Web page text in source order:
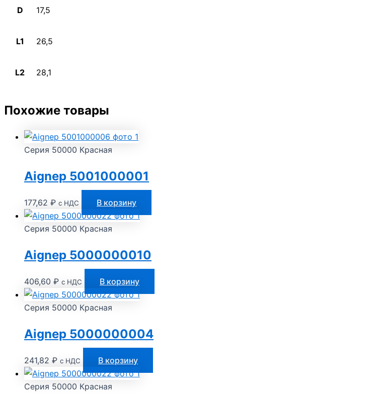
D 17,5
L1 26,5
L2 28,1
Похожие товары
Серия 50000 Красная
Aignep 5001000001
177,62 ₽ с НДС В корзину
Серия 50000 Красная
Aignep 5000000010
406,60 ₽ с НДС В корзину
Серия 50000 Красная
Aignep 5000000004
241,82 ₽ с НДС В корзину
Серия 50000 Красная